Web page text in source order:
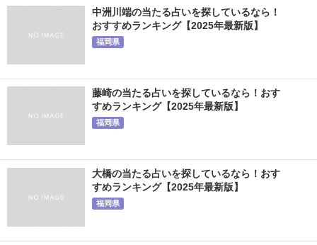
中洲川端の当たる占いを探しているなら！
おすすめランキング【2025年最新版】
福岡県
藤崎の当たる占いを探しているなら！おす
すめランキング【2025年最新版】
福岡県
大橋の当たる占いを探しているなら！おす
すめランキング【2025年最新版】
福岡県